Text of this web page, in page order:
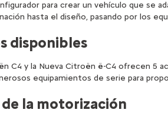
para crear un vehículo que se
hasta el diseño, pasando por los
disponibles
C4 y la Nueva Citroën ë-C4 ofrecen 5
equipamientos de serie para
la motorización